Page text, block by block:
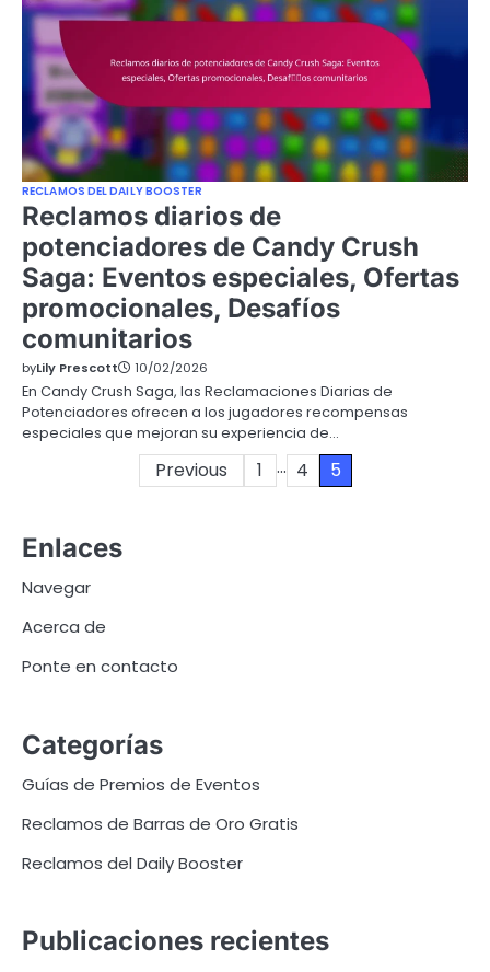
RECLAMOS DEL DAILY BOOSTER
Reclamos diarios de
potenciadores de Candy Crush
Saga: Eventos especiales, Ofertas
promocionales, Desafíos
comunitarios
byLily Prescott 10/02/2026
En Candy Crush Saga, las Reclamaciones Diarias de
Potenciadores ofrecen a los jugadores recompensas
especiales que mejoran su experiencia de…
Previous 1 … 4 5
Enlaces
Navegar
Acerca de
Ponte en contacto
Categorías
Guías de Premios de Eventos
Reclamos de Barras de Oro Gratis
Reclamos del Daily Booster
Publicaciones recientes